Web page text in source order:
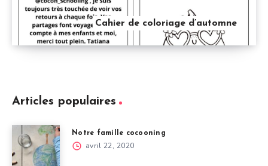
Cahier de coloriage d’automne
Articles populaires
Notre famille cocooning
avril 22, 2020